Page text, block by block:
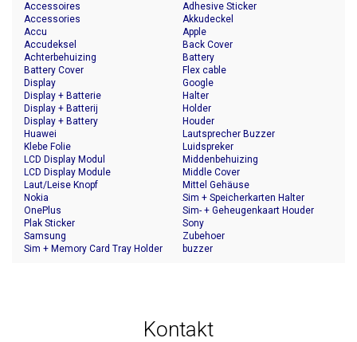
Accessoires
Accessories
Accu
Accudeksel
Achterbehuizing
Adhesive Sticker
Akkudeckel
Apple
Back Cover
Battery
Battery Cover
Display
Display + Batterie
Display + Batterij
Display + Battery
Flex cable
Google
Halter
Holder
Houder
Huawei
Klebe Folie
LCD Display Modul
LCD Display Module
Laut/Leise Knopf
Lautsprecher Buzzer
Luidspreker
Middenbehuizing
Middle Cover
Mittel Gehäuse
Nokia
OnePlus
Plak Sticker
Samsung
Sim + Memory Card Tray Holder
Sim + Speicherkarten Halter
Sim- + Geheugenkaart Houder
Sony
Zubehoer
buzzer
Kontakt